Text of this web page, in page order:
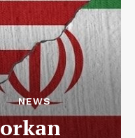
NEWS